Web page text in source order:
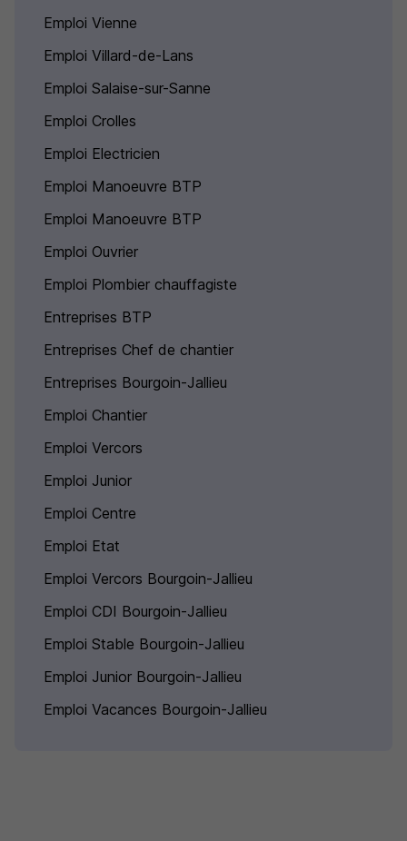
Emploi Vienne
Emploi Villard-de-Lans
Emploi Salaise-sur-Sanne
Emploi Crolles
Emploi Electricien
Emploi Manoeuvre BTP
Emploi Manoeuvre BTP
Emploi Ouvrier
Emploi Plombier chauffagiste
Entreprises BTP
Entreprises Chef de chantier
Entreprises Bourgoin-Jallieu
Emploi Chantier
Emploi Vercors
Emploi Junior
Emploi Centre
Emploi Etat
Emploi Vercors Bourgoin-Jallieu
Emploi CDI Bourgoin-Jallieu
Emploi Stable Bourgoin-Jallieu
Emploi Junior Bourgoin-Jallieu
Emploi Vacances Bourgoin-Jallieu